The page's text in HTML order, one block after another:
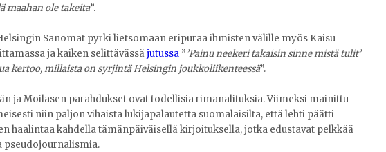
maahan ole takeita”.
Sanomat pyrki lietsomaan eripuraa ihmisten välille myös Kaisu
ja kaiken selittävässäjutussa ”’Painu neekeri takaisin sinne mistä tulit’
kertoo, millaista on syrjintä Helsingin joukkoliikenteessä”.
ja Moilasen parahdukset ovat todellisia rimanalituksia. Viimeksi mainittu
niin paljon vihaista lukijapalautetta suomalaisilta, että lehti päätti
haalintaa kahdella tämänpäiväisellä kirjoituksella, jotka edustavat pelkkää
pseudojournalismia.